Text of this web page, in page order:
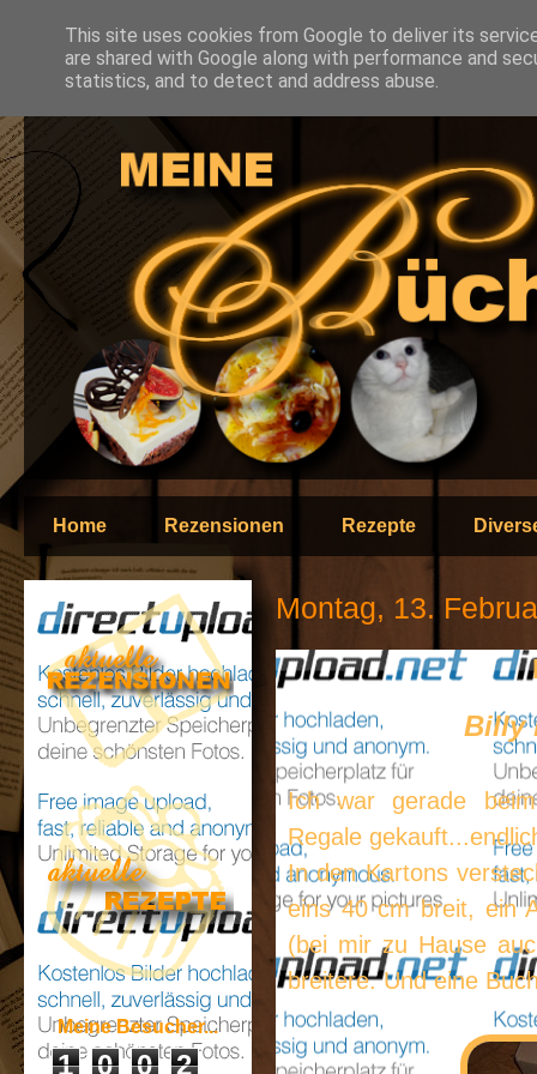
Home Rezensionen Rezepte
Montag, 13.
Billy
Ich war gerade
Regale
In den Kartons
eins 40 cm breit, ein
(bei mir zu Hause
breitere. Und eine
Meine Besucher...
1 0 0
2
This site uses cookies from Google to deliver its
are shared with Google along with performance and
statistics, and to detect and address abuse.